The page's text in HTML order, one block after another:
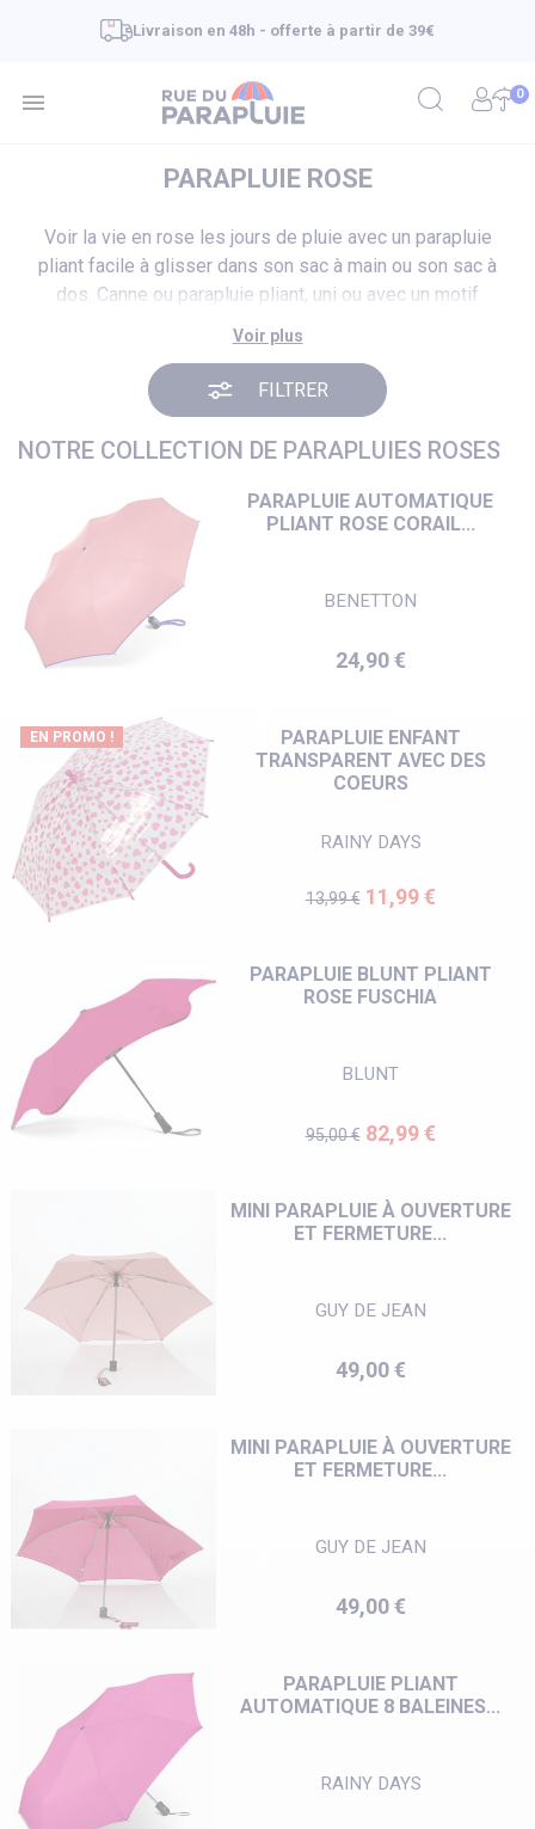
Livraison en 48h - offerte à partir de 39€
 0
PARAPLUIE ROSE
Voir la vie en rose les jours de pluie avec un parapluie
pliant facile à glisser dans son sac à main ou son sac à
dos. Canne ou parapluie pliant, uni ou avec un motif
mais toujours dans des teintes du rose pâle au rose
fuchsia plus intense pour rendre plus lumineuse une
journée de grisaille. Des parapluies pour femmes et
pour filles avec une toile en tissus ou transparente pour
voir et être vue.
Voir plus
FILTRER
NOTRE COLLECTION DE PARAPLUIES ROSES
PARAPLUIE AUTOMATIQUE
PLIANT ROSE CORAIL...
BENETTON
Prix
24,90 €
PARAPLUIE ENFANT
TRANSPARENT AVEC DES
COEURS
RAINY DAYS
Prix de base
13,99 € Prix
11,99 €
EN PROMO !
PARAPLUIE BLUNT PLIANT
ROSE FUSCHIA
BLUNT
Prix de base
95,00 € Prix
82,99 €
MINI PARAPLUIE À OUVERTURE
ET FERMETURE...
GUY DE JEAN
Prix
49,00 €
MINI PARAPLUIE À OUVERTURE
ET FERMETURE...
GUY DE JEAN
Prix
49,00 €
PARAPLUIE PLIANT
AUTOMATIQUE 8 BALEINES...
RAINY DAYS